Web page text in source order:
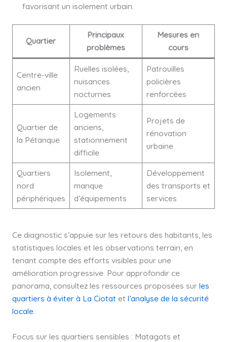
favorisant un isolement urbain.
Quartier
Principaux
problèmes
Mesures en
cours
Centre-ville
ancien
Ruelles isolées,
nuisances
nocturnes
Patrouilles
policières
renforcées
Quartier de
la Pétanque
Logements
anciens,
stationnement
difficile
Projets de
rénovation
urbaine
Quartiers
nord
périphériques
Isolement,
manque
d’équipements
Développement
des transports et
services
Ce diagnostic s’appuie sur les retours des habitants, les
statistiques locales et les observations terrain, en
tenant compte des efforts visibles pour une
amélioration progressive. Pour approfondir ce
panorama, consultez les ressources proposées sur les
quartiers à éviter à La Ciotat et l’analyse de la sécurité
locale.
Focus sur les quartiers sensibles : Matagots et